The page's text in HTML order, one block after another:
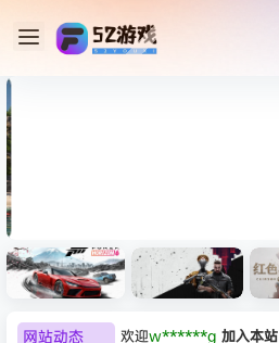
网站动态 欢迎w******g 加入本站